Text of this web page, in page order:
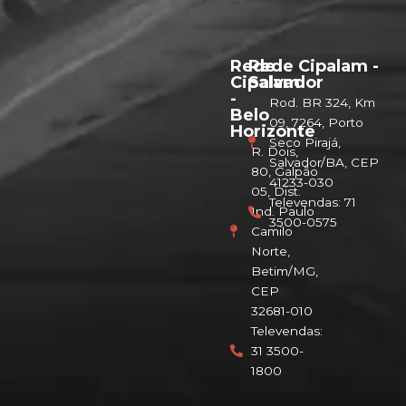
Rede
Cipalam
-
Belo
Horizonte
R. Dois,
80, Galpão
05, Dist.
Ind. Paulo
Camilo
Norte,
Betim/MG,
CEP
32681-010
Televendas:
31 3500-
1800
Rede Cipalam -
Salvador
Rod. BR 324, Km
09, 7264, Porto
Seco Pirajá,
Salvador/BA, CEP
41233-030
Televendas: 71
3500-0575